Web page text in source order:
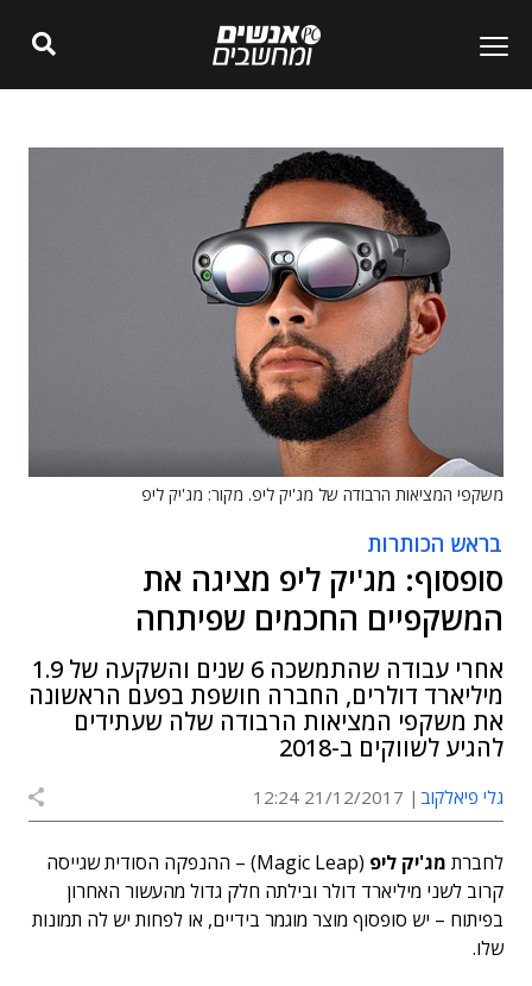
משקפי המציאות הרבודה של מג'יק ליפ. מקור: מג'יק ליפ
בראש הכותרות
סופסוף: מג'יק ליפ מציגה את
המשקפיים החכמים שפיתחה
אחרי עבודה שהתמשכה 6 שנים והשקעה של 1.9
מיליארד דולרים, החברה חושפת בפעם הראשונה
את משקפי המציאות הרבודה שלה שעתידים
להגיע לשווקים ב-2018
גלי פיאלקוב 21/12/2017 12:24
לחברת מג'יק ליפ
(Magic Leap) – ההנפקה הסודית שגייסה
קרוב לשני מיליארד דולר ובילתה חלק גדול מהעשור האחרון
בפיתוח – יש סופסוף מוצר מוגמר בידיים, או לפחות יש לה תמונות
שלו.